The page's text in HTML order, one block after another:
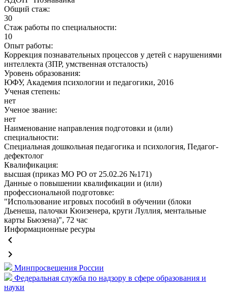
Общий стаж:
30
Стаж работы по специальности:
10
Опыт работы:
Коррекция познавательных процессов у детей с нарушениями
интеллекта (ЗПР, умственная отсталость)
Уровень образования:
ЮФУ, Академия психологии и педагогики, 2016
Ученая степень:
нет
Ученое звание:
нет
Наименование направления подготовки и (или)
специальности:
Специальная дошкольная педагогика и психология, Педагог-
дефектолог
Квалификация:
высшая (приказ МО РО от 25.02.26 №171)
Данные о повышении квалификации и (или)
профессиональной подготовке:
"Использование игровых пособий в обучении (блоки
Дьенеша, палочки Кюизенера, круги Луллия, ментальные
карты Бьюзена)", 72 час
Информационные ресуры
keyboard_arrow_left
keyboard_arrow_right
Минпросвещения России
Федеральная служба по надзору в сфере образования и
науки